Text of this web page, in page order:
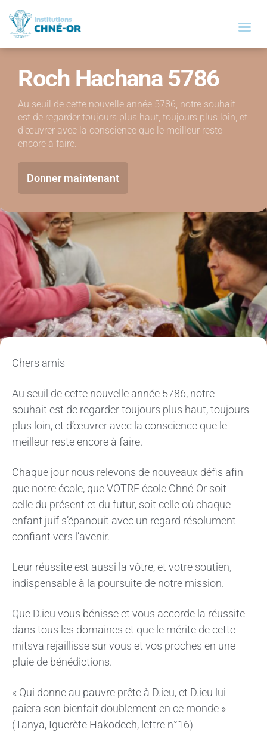
Roch Hachana 5786
Au seuil de cette nouvelle année 5786, notre souhait
est de regarder toujours plus haut, toujours plus loin, et
d’œuvrer avec la conscience que le meilleur reste
encore à faire.
Donner maintenant
Chers amis
Au seuil de cette nouvelle année 5786, notre
souhait est de regarder toujours plus haut, toujours
plus loin, et d’œuvrer avec la conscience que le
meilleur reste encore à faire.
Chaque jour nous relevons de nouveaux défis afin
que notre école, que VOTRE école Chné-Or soit
celle du présent et du futur, soit celle où chaque
enfant juif s’épanouit avec un regard résolument
confiant vers l’avenir.
Leur réussite est aussi la vôtre, et votre soutien,
indispensable à la poursuite de notre mission.
Que D.ieu vous bénisse et vous accorde la réussite
dans tous les domaines et que le mérite de cette
mitsva rejaillisse sur vous et vos proches en une
pluie de bénédictions.
« Qui donne au pauvre prête à D.ieu, et D.ieu lui
paiera son bienfait doublement en ce monde »
(Tanya, Iguerète Hakodech, lettre n°16)